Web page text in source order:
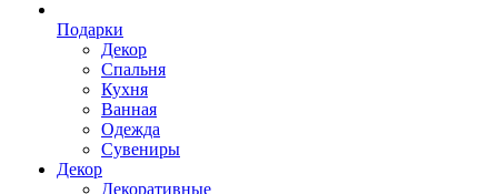
Подарки
Декор
Спальня
Кухня
Ванная
Одежда
Сувениры
Декор
Декоративные